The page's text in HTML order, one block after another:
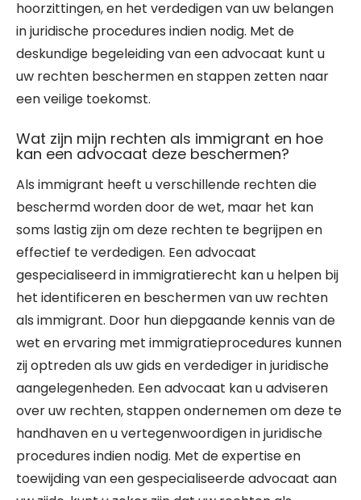
hoorzittingen, en het verdedigen van uw belangen
in juridische procedures indien nodig. Met de
deskundige begeleiding van een advocaat kunt u
uw rechten beschermen en stappen zetten naar
een veilige toekomst.
Wat zijn mijn rechten als immigrant en hoe
kan een advocaat deze beschermen?
Als immigrant heeft u verschillende rechten die
beschermd worden door de wet, maar het kan
soms lastig zijn om deze rechten te begrijpen en
effectief te verdedigen. Een advocaat
gespecialiseerd in immigratierecht kan u helpen bij
het identificeren en beschermen van uw rechten
als immigrant. Door hun diepgaande kennis van de
wet en ervaring met immigratieprocedures kunnen
zij optreden als uw gids en verdediger in juridische
aangelegenheden. Een advocaat kan u adviseren
over uw rechten, stappen ondernemen om deze te
handhaven en u vertegenwoordigen in juridische
procedures indien nodig. Met de expertise en
toewijding van een gespecialiseerde advocaat aan